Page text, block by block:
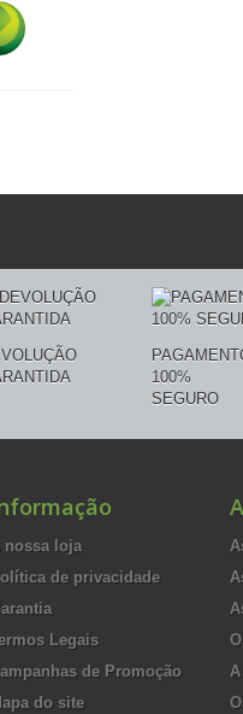
100%
SEGURO
nossa loja
de privacidade
Legais
de Promoção
do site